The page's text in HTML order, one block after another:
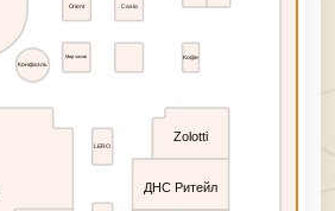
Кофе
Orient Casio
Мир часов
ДНС Ритейл
Zolotti
LERO
Конфаэль